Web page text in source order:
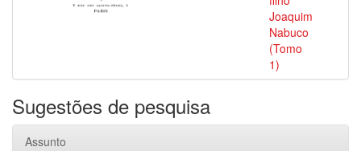
Joaquim
Nabuco
(Tomo
1)
Sugestões de pesquisa
Assunto